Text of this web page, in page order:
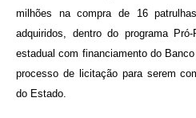
milhões na compra de 16
adquiridos, dentro do programa
estadual com financiamento do
processo de licitação para serem
do Estado.